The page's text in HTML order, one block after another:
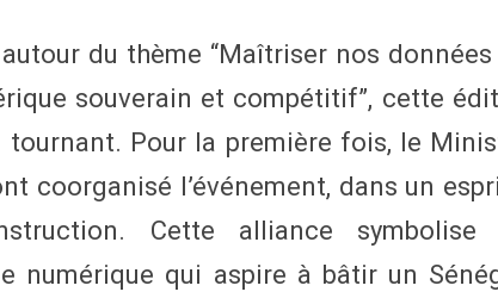
du thème “Maîtriser nos
souverain et compétitif”, cette
tournant. Pour la première fois, le
coorganisé l’événement, dans un
Cette alliance symbolise
numérique qui aspire à bâtir un